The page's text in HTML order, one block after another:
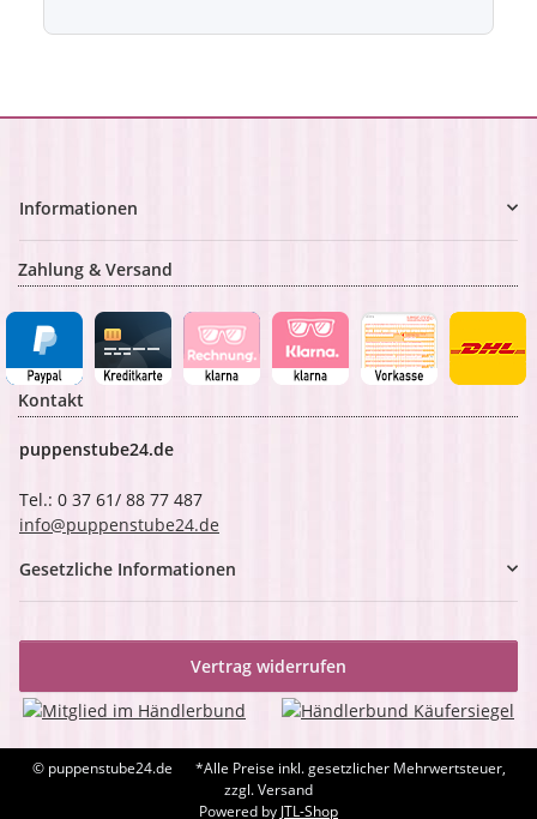
Informationen
Zahlung & Versand
Kontakt
puppenstube24.de
Tel.: 0 37 61/ 88 77 487
info@puppenstube24.de
Gesetzliche Informationen
Vertrag widerrufen
© puppenstube24.de
*Alle Preise inkl. gesetzlicher Mehrwertsteuer,
zzgl. Versand
Powered by JTL-Shop